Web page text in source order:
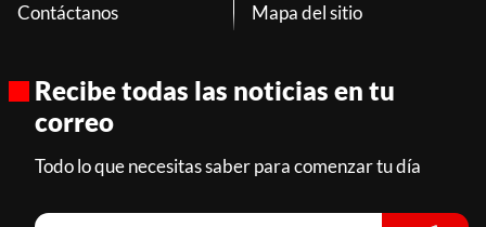
Contáctanos
Mapa del sitio
Recibe todas las noticias en tu
correo
Todo lo que necesitas saber para comenzar tu día